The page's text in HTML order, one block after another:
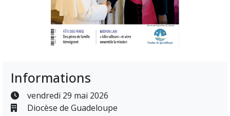
Informations
vendredi 29 mai 2026
Diocèse de Guadeloupe